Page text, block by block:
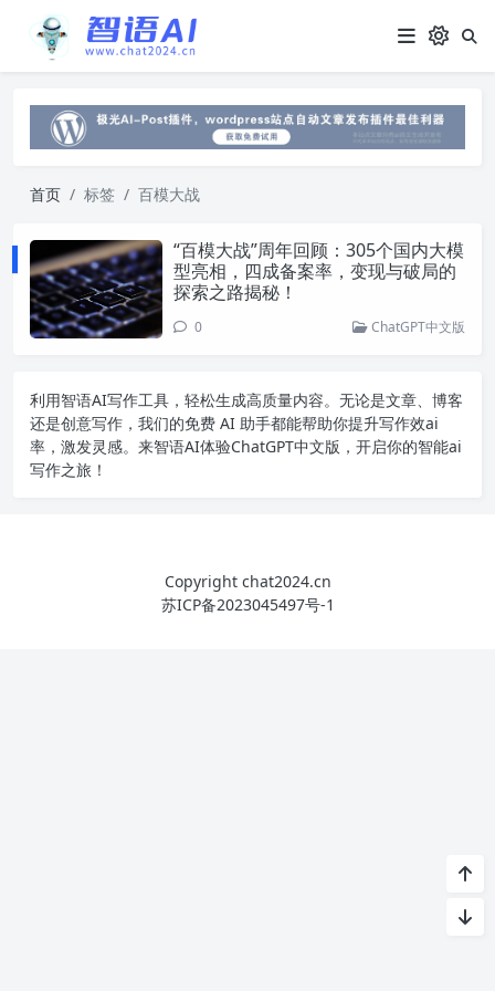
首页 标签 百模大战
“百模大战”周年回顾：305个国内大模
型亮相，四成备案率，变现与破局的
探索之路揭秘！
0 ChatGPT中文版
利用智语AI写作工具，轻松生成高质量内容。无论是文章、博客
还是创意写作，我们的免费 AI 助手都能帮助你提升写作效ai
率，激发灵感。来智语AI体验ChatGPT中文版 ，开启你的智能ai
写作之旅！
Copyright chat2024.cn
苏ICP备2023045497号-1